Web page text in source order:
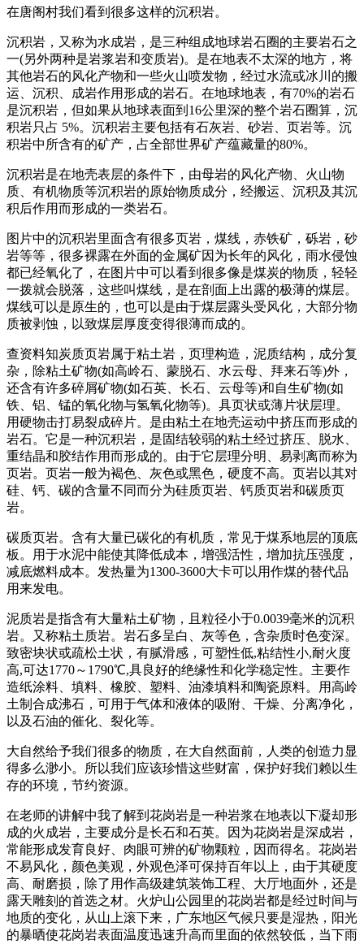
在唐阁村我们看到很多这样的沉积岩。
沉积岩，又称为水成岩，是三种组成地球岩石圈的主要岩石之
一(另外两种是岩浆岩和变质岩)。是在地表不太深的地方，将
其他岩石的风化产物和一些火山喷发物，经过水流或冰川的搬
运、沉积、成岩作用形成的岩石。在地球地表，有70%的岩石
是沉积岩，但如果从地球表面到16公里深的整个岩石圈算，沉
积岩只占 5%。沉积岩主要包括有石灰岩、砂岩、页岩等。沉
积岩中所含有的矿产，占全部世界矿产蕴藏量的80%。
沉积岩是在地壳表层的条件下，由母岩的风化产物、火山物
质、有机物质等沉积岩的原始物质成分，经搬运、沉积及其沉
积后作用而形成的一类岩石。
图片中的沉积岩里面含有很多页岩，煤线，赤铁矿，砾岩，砂
岩等等，很多裸露在外面的金属矿因为长年的风化，雨水侵蚀
都已经氧化了，在图片中可以看到很多像是煤炭的物质，轻轻
一拨就会脱落，这些叫煤线，是在剖面上出露的极薄的煤层。
煤线可以是原生的，也可以是由于煤层露头受风化，大部分物
质被剥蚀，以致煤层厚度变得很薄而成的。
查资料知炭质页岩属于粘土岩，页理构造，泥质结构，成分复
杂，除粘土矿物(如高岭石、蒙脱石、水云母、拜来石等)外，
还含有许多碎屑矿物(如石英、长石、云母等)和自生矿物(如
铁、铝、锰的氧化物与氢氧化物等)。具页状或薄片状层理。
用硬物击打易裂成碎片。是由粘土在地壳运动中挤压而形成的
岩石。它是一种沉积岩，是固结较弱的粘土经过挤压、脱水、
重结晶和胶结作用而形成的。由于它层理分明、易剥离而称为
页岩。页岩一般为褐色、灰色或黑色，硬度不高。页岩以其对
硅、钙、碳的含量不同而分为硅质页岩、钙质页岩和碳质页
岩。
碳质页岩。含有大量已碳化的有机质，常见于煤系地层的顶底
板。用于水泥中能使其降低成本，增强活性，增加抗压强度，
减底燃料成本。发热量为1300-3600大卡可以用作煤的替代品
用来发电。
泥质岩是指含有大量粘土矿物，且粒径小于0.0039毫米的沉积
岩。又称粘土质岩。岩石多呈白、灰等色，含杂质时色变深。
致密块状或疏松土状，有腻滑感，可塑性低,粘结性小,耐火度
高,可达1770～1790℃,具良好的绝缘性和化学稳定性。主要作
造纸涂料、填料、橡胶、塑料、油漆填料和陶瓷原料。用高岭
土制合成沸石，可用于气体和液体的吸附、干燥、分离净化，
以及石油的催化、裂化等。
大自然给予我们很多的物质，在大自然面前，人类的创造力显
得多么渺小。所以我们应该珍惜这些财富，保护好我们赖以生
存的环境，节约资源。
在老师的讲解中我了解到花岗岩是一种岩浆在地表以下凝却形
成的火成岩，主要成分是长石和石英。因为花岗岩是深成岩，
常能形成发育良好、肉眼可辨的矿物颗粒，因而得名。花岗岩
不易风化，颜色美观，外观色泽可保持百年以上，由于其硬度
高、耐磨损，除了用作高级建筑装饰工程、大厅地面外，还是
露天雕刻的首选之材。火炉山公园里的花岗岩都是经过时间与
地质的变化，从山上滚下来，广东地区气候只要是湿热，阳光
的暴晒使花岗岩表面温度迅速升高而里面的依然较低，当下雨